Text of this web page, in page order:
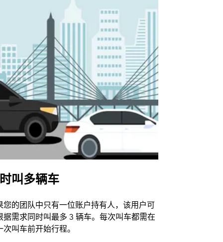
叫多辆车
您的团队中只有一位账户持有人，该用户可
据需求同时叫最多 3 辆车。每次叫车都需在
次叫车前开始行程。